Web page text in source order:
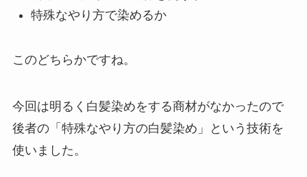
特殊なやり方で染めるか
このどちらかですね。
今回は明るく白髪染めをする商材がなかったので
後者の「特殊なやり方の白髪染め」という技術を
使いました。